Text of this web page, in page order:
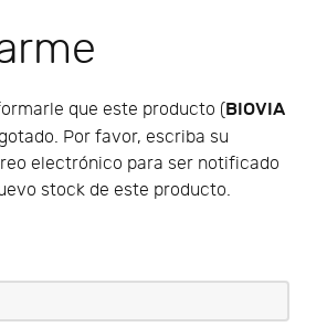
que este producto (BIOVIA
Por favor, escriba su
electrónico para ser notificado
stock de este producto.